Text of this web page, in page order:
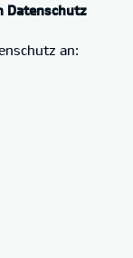
Datenschutz
an: